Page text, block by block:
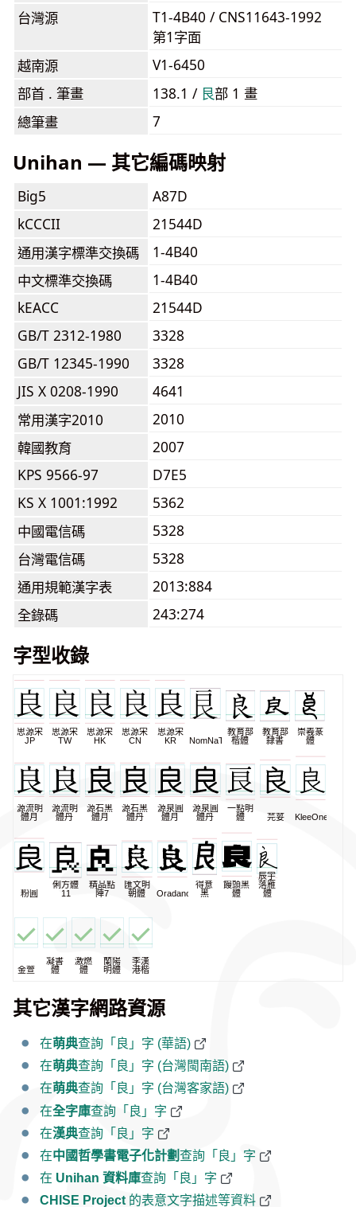
台灣源
T1-4B40 / CNS11643-1992
第1字面
越南源
V1-6450
部首 . 筆畫
138.1 / ⾉部 1 畫
總筆畫
7
Unihan — 其它編碼映射
Big5
A87D
kCCCII
21544D
通用漢字標準交換碼
1-4B40
中文標準交換碼
1-4B40
kEACC
21544D
GB/T 2312-1980
3328
GB/T 12345-1990
3328
JIS X 0208-1990
4641
常用漢字2010
2010
韓國教育
2007
KPS 9566-97
D7E5
KS X 1001:1992
5362
中國電信碼
5328
台灣電信碼
5328
通用規範漢字表
2013:884
全錄碼
243:274
字型收錄
思源宋
JP
思源宋
TW
思源宋
HK
思源宋
CN
思源宋
KR
NomNaTong
教育部
楷體
教育部
隸書
崇羲篆
體
源流明
體月
源流明
體丹
源石黑
體月
源石黑
體丹
源泉圓
體月
源泉圓
體丹
一點明
體
芫荽 KleeOne
粉圓
俐方體
11
精品點
陣7
匯文明
朝體
Oradano
得意
黑
饅頭黑
體
辰宇
落雁
體
金萱
凝書
體
激燃
體
蘭陽
明體
李漢
港楷
其它漢字網路資源
在萌典查詢「良」字 (華語)
在萌典查詢「良」字 (台灣閩南語)
在萌典查詢「良」字 (台灣客家語)
在全字庫查詢「良」字
在漢典查詢「良」字
在中國哲學書電子化計劃查詢「良」字
在 Unihan 資料庫查詢「良」字
CHISE Project 的表意文字描述等資料